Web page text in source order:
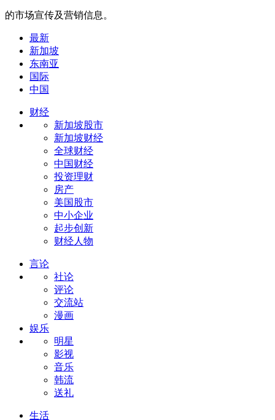
的市场宣传及营销信息。
最新
新加坡
东南亚
国际
中国
财经
新加坡股市
新加坡财经
全球财经
中国财经
投资理财
房产
美国股市
中小企业
起步创新
财经人物
言论
社论
评论
交流站
漫画
娱乐
明星
影视
音乐
韩流
送礼
生活